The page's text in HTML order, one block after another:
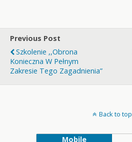
Previous Post
Szkolenie ,,Obrona
Konieczna W Pełnym
Zakresie Tego Zagadnienia”
Back to top
Mobile